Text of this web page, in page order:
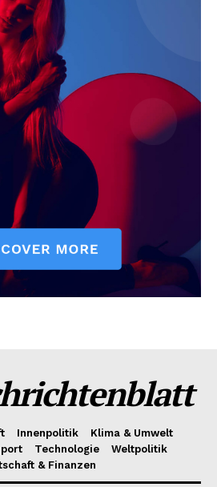
Innenpolitik
Klima & Umwelt
Technologie
Weltpolitik
& Finanzen